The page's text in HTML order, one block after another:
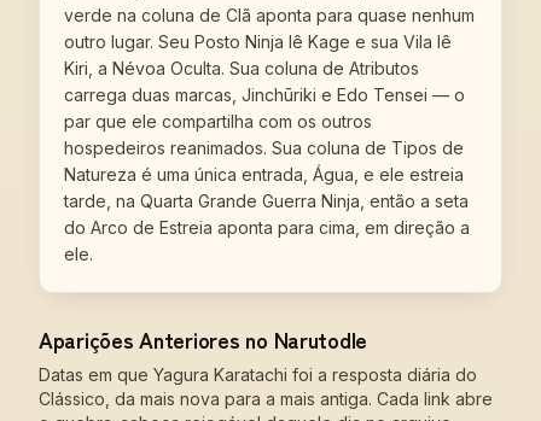
verde na coluna de Clã aponta para quase nenhum
outro lugar. Seu Posto Ninja lê Kage e sua Vila lê
Kiri, a Névoa Oculta. Sua coluna de Atributos
carrega duas marcas, Jinchūriki e Edo Tensei — o
par que ele compartilha com os outros
hospedeiros reanimados. Sua coluna de Tipos de
Natureza é uma única entrada, Água, e ele estreia
tarde, na Quarta Grande Guerra Ninja, então a seta
do Arco de Estreia aponta para cima, em direção a
ele.
Aparições Anteriores no Narutodle
Datas em que Yagura Karatachi foi a resposta diária do
Clássico, da mais nova para a mais antiga. Cada link abre